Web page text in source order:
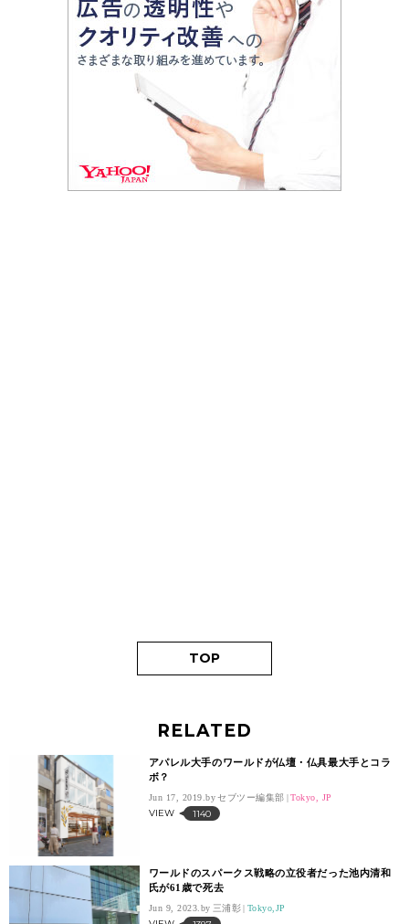
TOP
RELATED
アパレル大手のワールドが仏壇・仏具最大手とコラ
ボ？
Jun 17, 2019. セブツー編集部 Tokyo, JP
VIEW 1140
ワールドのスパークス戦略の立役者だった池内清和
氏が61歳で死去
Jun 9, 2023. 三浦彰 Tokyo,JP